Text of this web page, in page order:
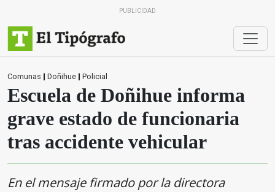
PUBLICIDAD
Comunas | Doñihue | Policial
Escuela de Doñihue informa
grave estado de funcionaria
tras accidente vehicular
En el mensaje firmado por la directora